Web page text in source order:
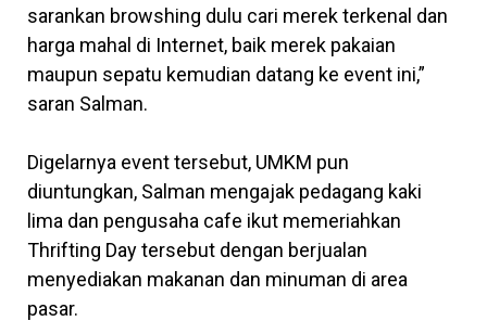
sarankan browshing dulu cari merek terkenal dan
harga mahal di Internet, baik merek pakaian
maupun sepatu kemudian datang ke event ini,”
saran Salman.
Digelarnya event tersebut, UMKM pun
diuntungkan, Salman mengajak pedagang kaki
lima dan pengusaha cafe ikut memeriahkan
Thrifting Day tersebut dengan berjualan
menyediakan makanan dan minuman di area
pasar.